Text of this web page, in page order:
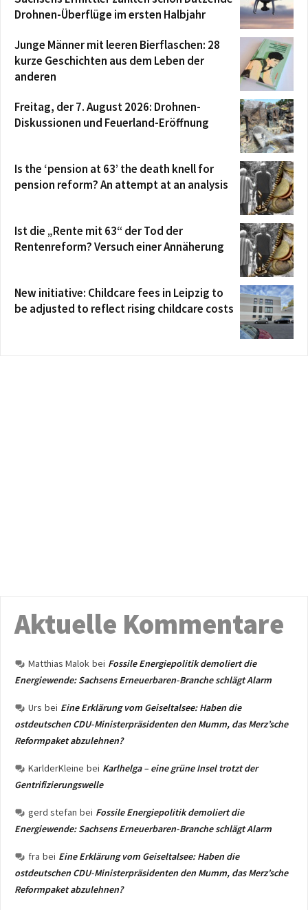
Drohnen-Überflüge im ersten Halbjahr
Junge Männer mit leeren Bierflaschen: 28
kurze Geschichten aus dem Leben der
anderen
Freitag, der 7. August 2026: Drohnen-
Diskussionen und Feuerland-Eröffnung
Is the ‘pension at 63’ the death knell for
pension reform? An attempt at an analysis
Ist die „Rente mit 63“ der Tod der
Rentenreform? Versuch einer Annäherung
New initiative: Childcare fees in Leipzig to
be adjusted to reflect rising childcare costs
Aktuelle Kommentare
Matthias Malok bei Fossile Energiepolitik demoliert die
Energiewende: Sachsens Erneuerbaren-Branche schlägt Alarm
Urs bei Eine Erklärung vom Geiseltalsee: Haben die
ostdeutschen CDU-Ministerpräsidenten den Mumm, das Merz’sche
Reformpaket abzulehnen?
KarlderKleine bei Karlhelga – eine grüne Insel trotzt der
Gentrifizierungswelle
gerd stefan bei Fossile Energiepolitik demoliert die
Energiewende: Sachsens Erneuerbaren-Branche schlägt Alarm
fra bei Eine Erklärung vom Geiseltalsee: Haben die
ostdeutschen CDU-Ministerpräsidenten den Mumm, das Merz’sche
Reformpaket abzulehnen?